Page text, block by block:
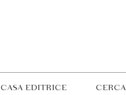
CASA EDITRICE CERCA